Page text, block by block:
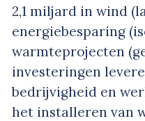
2,1 miljard in wind
energiebesparing
warmteprojecten
investeringen
bedrijvigheid en
het installeren van